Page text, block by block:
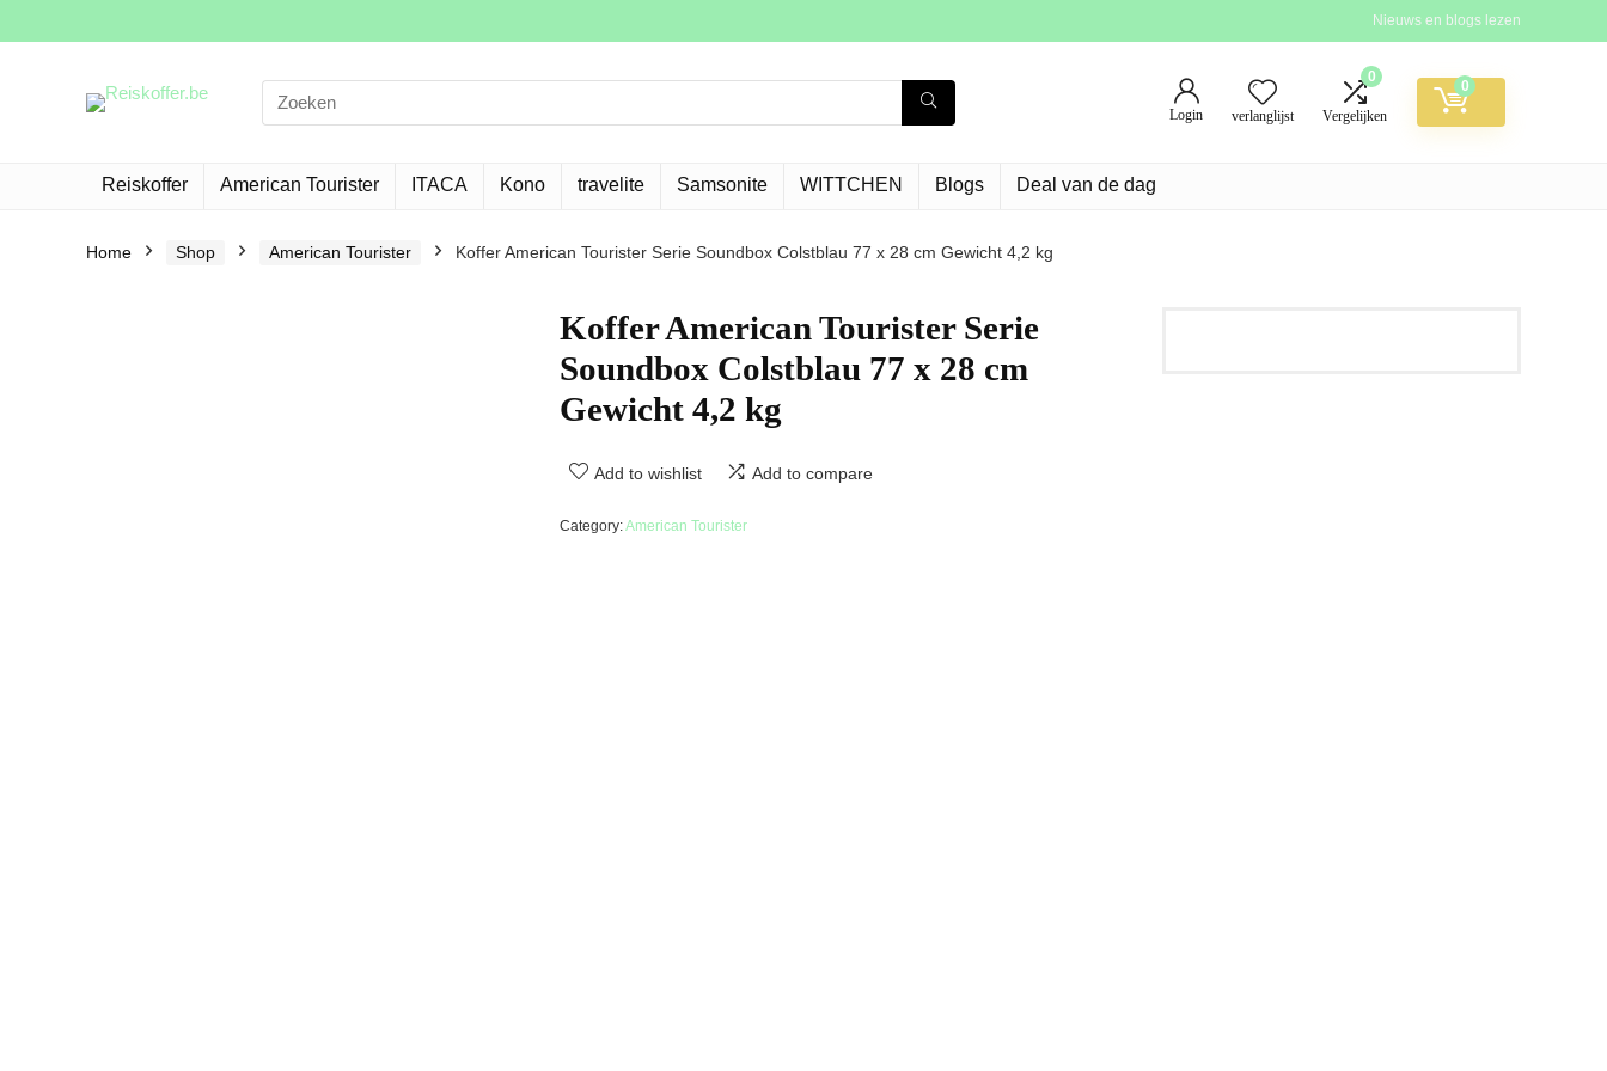
Nieuws en blogs lezen
Search
for:
Login verlanglijst
0
Vergelijken
0
Reiskoffer American Tourister ITACA Kono travelite Samsonite WITTCHEN Blogs Deal van de dag
Home Shop American Tourister Koffer American Tourister Serie Soundbox Colstblau 77 x 28 cm Gewicht 4,2 kg
Koffer American Tourister Serie
Soundbox Colstblau 77 x 28 cm
Gewicht 4,2 kg
Add to wishlist Add to compare
Category:American Tourister